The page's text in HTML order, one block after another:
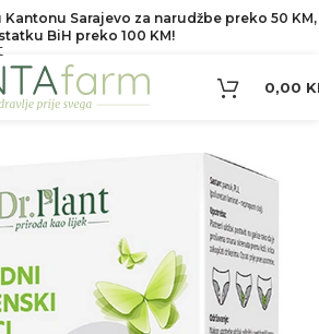
Sarajevo za narudžbe preko 50 KM,
BiH preko 100 KM!
0,00